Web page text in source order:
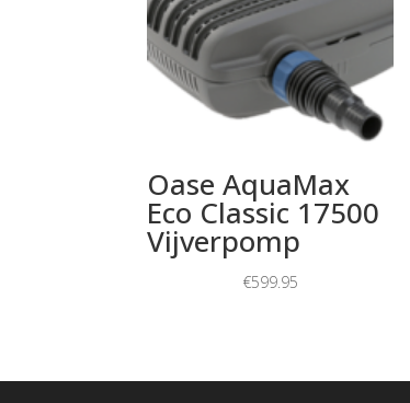
Oase AquaMax
Eco Classic 17500
Vijverpomp
€599.95